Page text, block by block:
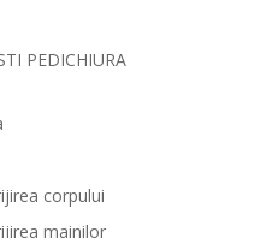
PEDICHIURA
corpului
mainilor